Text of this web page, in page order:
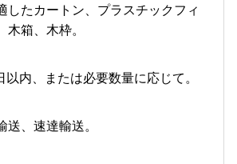
したカートン、プラスチックフィ
箱、木枠。
以内、または必要数量に応じて。
、速達輸送。